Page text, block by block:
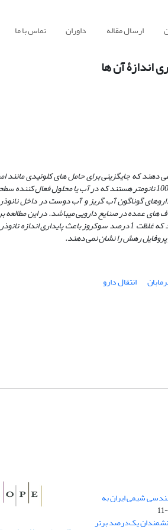
ارسال مقاله داوران تماس با ما
اندازۀ آن ها
که جایگزینی برای حامل ­های کلوئیدی مانند
گوناگون آب گریز و آب دوست در داخل
­های عمده در صنایع دارویی میباشد. در این مطالعه
نمودن نانوذره­ های لیپیدی مورد توجه قرار گرفته است. مطالعه نشان داد
پروفایل رهش را نشان نمی­ دهند.
انتقال دارو
شیمی ایران به
یک‌درصد برتر